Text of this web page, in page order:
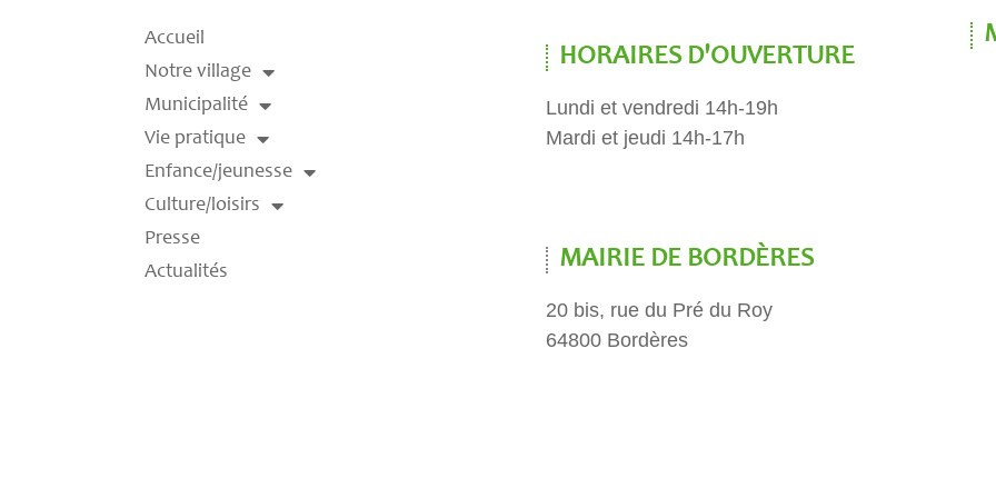
Accueil
Notre village
Municipalité
Vie pratique
Enfance/jeunesse
Culture/loisirs
Presse
Actualités
HORAIRES D'OUVERTURE
Lundi et vendredi 14h-19h
Mardi et jeudi 14h-17h
MAIRIE DE BORDÈRES
20 bis, rue du Pré du Roy
64800 Bordères